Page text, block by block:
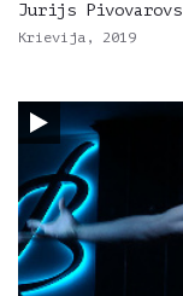
Jurijs Pivovarovs
Krievija, 2019